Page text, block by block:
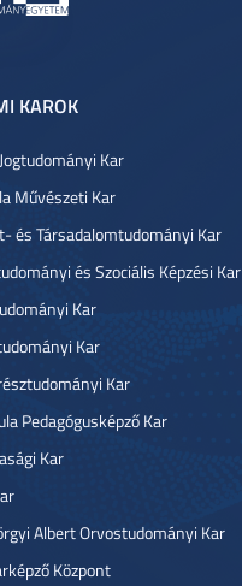
KAROK
Kar
Művészeti Kar
és Társadalomtudományi Kar
és Szociális Képzési Kar
Kar
Kar
Kar
Pedagógusképző Kar
Kar
Albert Orvostudományi Kar
Központ